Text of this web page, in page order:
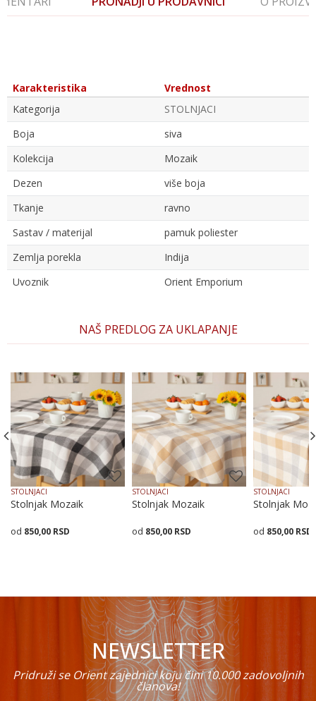
Karakteristika
Vrednost
Kategorija
STOLNJACI
Boja
siva
Kolekcija
Mozaik
Dezen
više boja
Tkanje
ravno
Sastav / materijal
pamuk poliester
Zemlja porekla
Indija
Uvoznik
Orient Emporium
Poruka
POŠALJI
NAŠ PREDLOG ZA UKLAPANJE
STOLNJACI
Stolnjak Mozaik
850,00 RSD
Dodaj u korpu
STOLNJACI
Stolnjak Mozaik
850,00 RSD
Dodaj u korpu
STOLNJACI
Stolnjak
850,00 RSD
NEWSLETTER
Pridruži se Orient zajednici koju čini 10.000 zadovoljnih
članova!